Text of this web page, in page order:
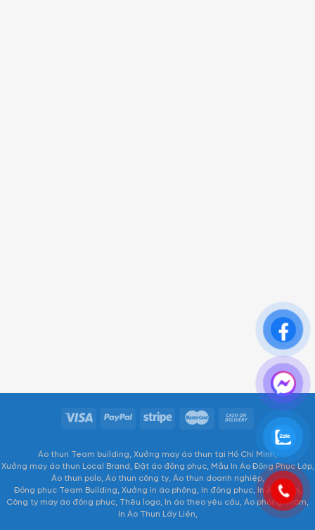
Áo thun Team building Xưởng may áo thun tại Hồ Chí Minh
Xưởng may áo thun Local Brand
Đặt áo đồng phục
Mẫu In Áo Đồng Phục Lớp
Áo thun polo Áo thun công ty Áo thun doanh nghiệp
Đồng phục Team Building Xưởng in áo phông In đồng phục
In Áo Thun
Công ty may áo đồng phục Thêu logo In áo theo yêu cầu Áo phông nhóm
In Áo Thun Lấy Liền